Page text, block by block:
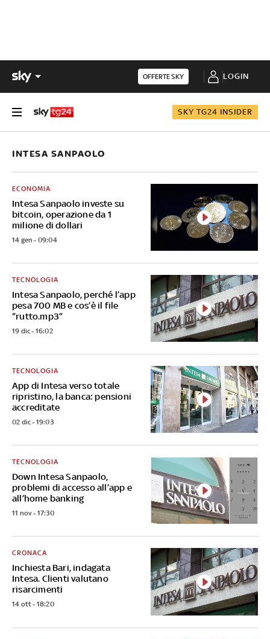
OFFERTE SKY LOGIN
SKY TG24 INSIDER
INTESA SANPAOLO
Intesa Sanpaolo investe su
bitcoin, operazione da 1
milione di dollari
ECONOMIA
14 gen - 09:04
Intesa Sanpaolo, perché l’app
pesa 700 MB e cos’è il file
“rutto.mp3”
TECNOLOGIA
19 dic - 16:02
App di Intesa verso totale
ripristino, la banca: pensioni
accreditate
TECNOLOGIA
02 dic - 19:03
Down Intesa Sanpaolo,
problemi di accesso all’app e
all’home banking
TECNOLOGIA
11 nov - 17:30
Inchiesta Bari, indagata
Intesa. Clienti valutano
risarcimenti
CRONACA
14 ott - 18:20